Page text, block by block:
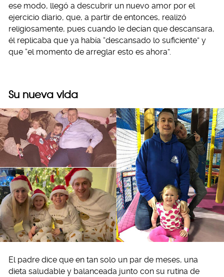
ese modo, llegó a descubrir un nuevo amor por el
ejercicio diario, que, a partir de entonces, realizó
religiosamente, pues cuando le decían que descansara,
él replicaba que ya había “descansado lo suficiente” y
que “el momento de arreglar esto es ahora”.
Su nueva vida
El padre dice que en tan solo un par de meses, una
dieta saludable y balanceada junto con su rutina de